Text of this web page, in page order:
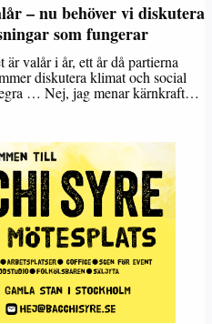
– nu behöver vi diskutera
som fungerar
är valår i år, ett år då partierna
diskutera klimat och social
… Nej, jag menar kärnkraft…